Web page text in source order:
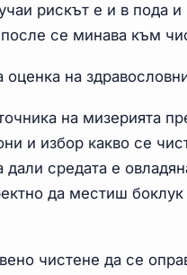
рискът е и в пода
се минава към
оценка на
на мизерията
и избор какво се
средата е
да местиш
чистене да се